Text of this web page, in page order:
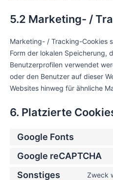
5.2 Marketing- /
Marketing- / Tracking-Cookies
Form der lokalen Speicherung,
Benutzerprofilen verwendet
oder den Benutzer auf dieser
Websites hinweg für ähnliche
6. Platzierte
Google Fonts
Google reCAPTCHA
Sonstiges Zweck